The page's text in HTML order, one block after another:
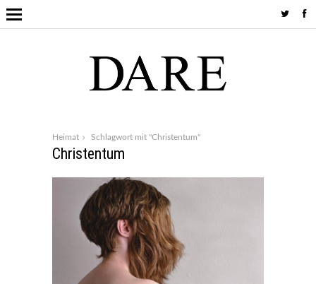
Heimat Schlagwort mit "Christentum"
Christentum